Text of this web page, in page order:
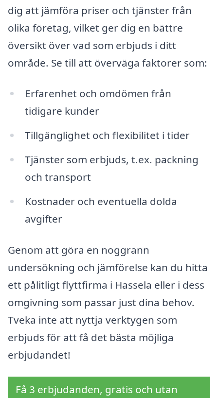
dig att jämföra priser och tjänster från
olika företag, vilket ger dig en bättre
översikt över vad som erbjuds i ditt
område. Se till att överväga faktorer som:
Erfarenhet och omdömen från
tidigare kunder
Tillgänglighet och flexibilitet i tider
Tjänster som erbjuds, t.ex. packning
och transport
Kostnader och eventuella dolda
avgifter
Genom att göra en noggrann
undersökning och jämförelse kan du hitta
ett pålitligt flyttfirma i Hassela eller i dess
omgivning som passar just dina behov.
Tveka inte att nyttja verktygen som
erbjuds för att få det bästa möjliga
erbjudandet!
Få 3 erbjudanden, gratis och utan